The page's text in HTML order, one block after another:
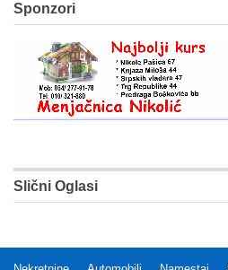
Sponzori
Slični Oglasi